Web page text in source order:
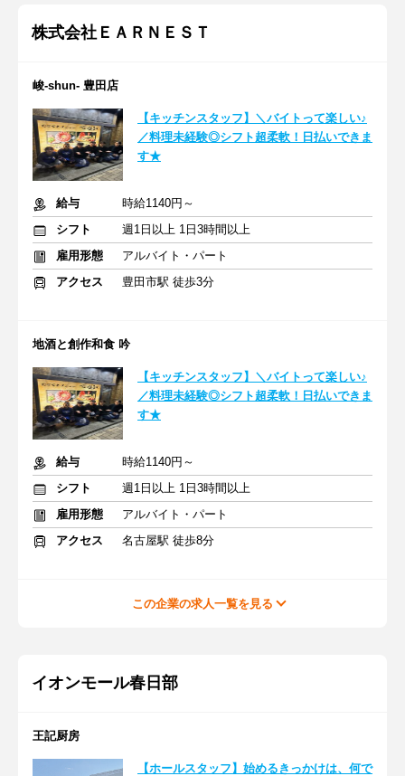
株式会社ＥＡＲＮＥＳＴ
峻‐shun‐ 豊田店
【キッチンスタッフ】＼バイトって楽しい♪
／料理未経験◎シフト超柔軟！日払いできま
す★
給与
時給1140円～
シフト
週1日以上 1日3時間以上
雇用形態
アルバイト・パート
アクセス
豊田市駅 徒歩3分
地酒と創作和食 吟
【キッチンスタッフ】＼バイトって楽しい♪
／料理未経験◎シフト超柔軟！日払いできま
す★
給与
時給1140円～
シフト
週1日以上 1日3時間以上
雇用形態
アルバイト・パート
アクセス
名古屋駅 徒歩8分
この企業の求人一覧を見る
イオンモール春日部
王記厨房
【ホールスタッフ】始めるきっかけは、何で